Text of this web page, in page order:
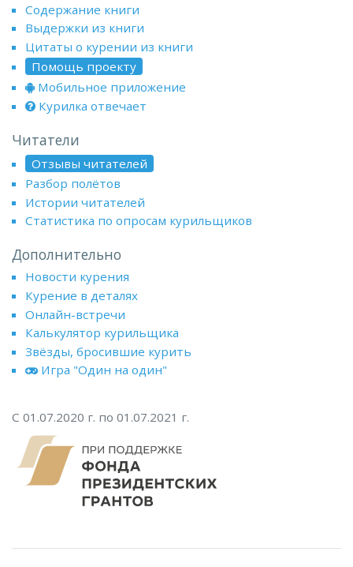
Содержание книги
Выдержки из книги
Цитаты о курении из книги
Помощь проекту
Мобильное приложение
Курилка отвечает
Читатели
Отзывы читателей
Разбор полётов
Истории читателей
Статистика по опросам курильщиков
Дополнительно
Новости курения
Курение в деталях
Онлайн-встречи
Калькулятор курильщика
Звёзды, бросившие курить
Игра "Один на один"
С 01.07.2020 г. по 01.07.2021 г.